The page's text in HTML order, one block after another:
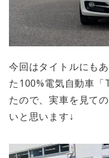
今回はタイトルにも
た100%電気自動車「
たので、実車を見て
いと思います↓